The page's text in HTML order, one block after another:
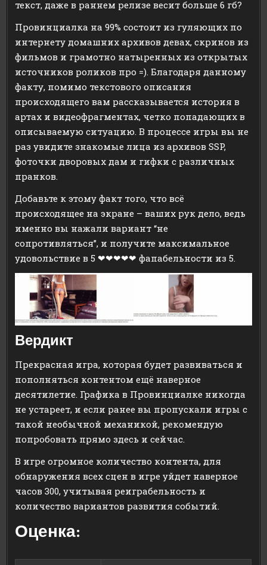
текст, даже в раннем релизе весит больше 6 гб?
Провинциалка на 99% состоит из гуляющих по
интернету домашних архивов девах, скринов из
фильмов и грамотно натыренных из открытых
источников роликов про =). Благодаря данному
факту, помимо текстового описания
происходящего вам рассказывается история в
артах и видеофрагментах, четко попадающих в
описываемую ситуацию. В процессе игры вы не
раз увидите знакомые лица из архивов SSP,
фоточки дворовых дам и гифки с различных
пранков.
Добавьте к этому факт того, что всё
происходящее на экране – ваших рук дело, ведь
именно вы нажали вариант “не
сопротивляться”, и получите максимальное
удовольствие в 5 ❤❤❤❤❤ фапабельности из 5.
Вердикт
Прекрасная игра, которая будет развиваться и
пополняться контентом ещё наверное
десятилетие. Графика в Провинциалке никогда
не устареет, и если ранее вы пропускали игры с
такой необычной механикой, рекомендую
попробовать прямо здесь и сейчас.
В игре огромное количество контента, для
обнаружения всех сцен в игре уйдет наверное
часов 300, учитывая реиграбельность и
количество вариантов развития событий.
Оценка: